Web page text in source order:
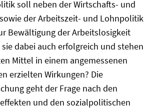
soll neben der Wirtschafts- und
der Arbeitszeit- und Lohnpolitik
Bewältigung der Arbeitslosigkeit
dabei auch erfolgreich und stehen
Mittel in einem angemessenen
erzielten Wirkungen? Die
geht der Frage nach den
und den sozialpolitischen